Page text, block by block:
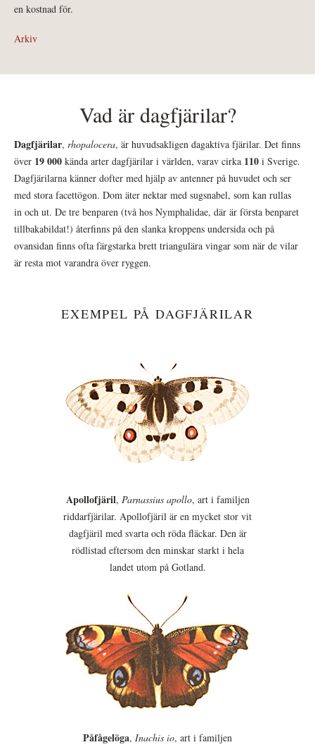
en kostnad för.
Arkiv
Vad är dagfjärilar?
Dagfjärilar, rhopalocera, är huvudsakligen dagaktiva fjärilar. Det finns
över 19 000 kända arter dagfjärilar i världen, varav cirka 110 i Sverige.
Dagfjärilarna känner dofter med hjälp av antenner på huvudet och ser
med stora facettögon. Dom äter nektar med sugsnabel, som kan rullas
in och ut. De tre benparen (två hos Nymphalidae, där är första benparet
tillbakabildat!) återfinns på den slanka kroppens undersida och på
ovansidan finns ofta färgstarka brett triangulära vingar som när de vilar
är resta mot varandra över ryggen.
EXEMPEL PÅ DAGFJÄRILAR
Apollofjäril, Parnassius apollo, art i familjen
riddarfjärilar. Apollofjäril är en mycket stor vit
dagfjäril med svarta och röda fläckar. Den är
rödlistad eftersom den minskar starkt i hela
landet utom på Gotland.
Påfågelöga, Inachis io, art i familjen